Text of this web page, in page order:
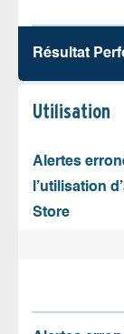
Résultat
Utilisation
Alertes
l’utilisation
Store